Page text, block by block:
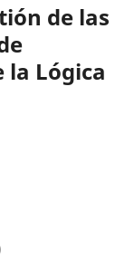
de las
Lógica